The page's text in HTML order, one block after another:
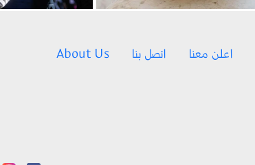
اعلن معنا اتصل بنا About Us